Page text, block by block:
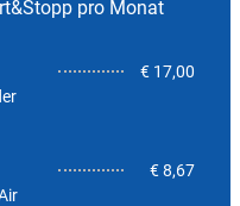
pro Monat
€ 17,00
€ 8,67